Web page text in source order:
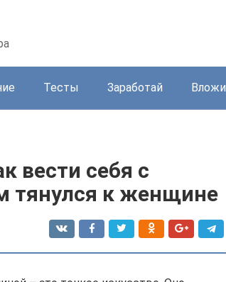
Тесты Заработай Вложи
вести себя с
тянулся к женщине